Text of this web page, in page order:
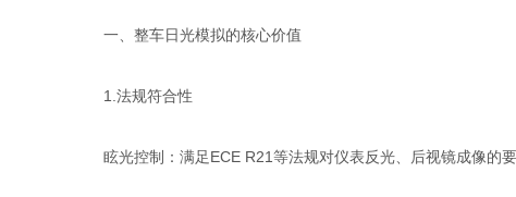
​一、整车日光模拟的核心价值
1​.法规符合性​
眩光控制：满足ECE R21等法规对仪表反光、后视镜成像的要